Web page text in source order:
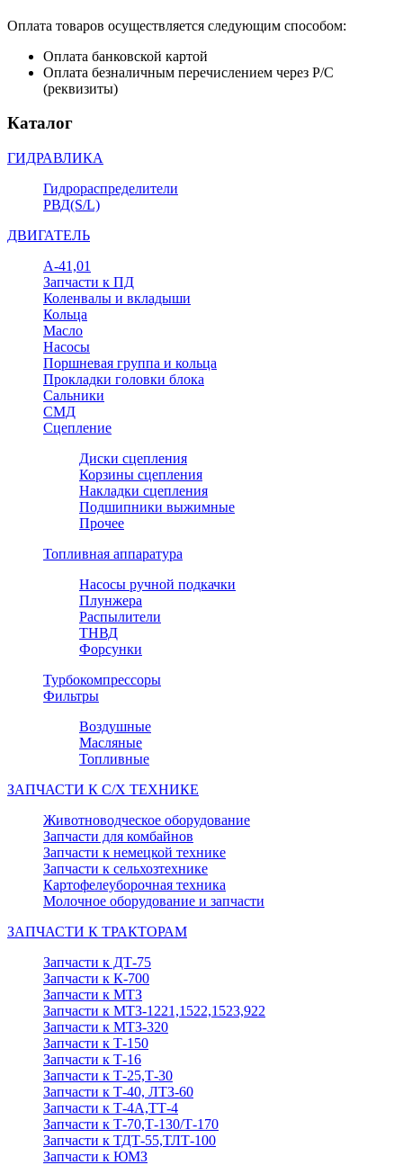
Оплата товаров осуществляется следующим способом:
Оплата банковской картой
Оплата безналичным перечислением через Р/С
(реквизиты)
Каталог
ГИДРАВЛИКА
Гидрораспределители
РВД(S/L)
ДВИГАТЕЛЬ
А-41,01
Запчасти к ПД
Коленвалы и вкладыши
Кольца
Масло
Насосы
Поршневая группа и кольца
Прокладки головки блока
Сальники
СМД
Сцепление
Диски сцепления
Корзины сцепления
Накладки сцепления
Подшипники выжимные
Прочее
Топливная аппаратура
Насосы ручной подкачки
Плунжера
Распылители
ТНВД
Форсунки
Турбокомпрессоры
Фильтры
Воздушные
Масляные
Топливные
ЗАПЧАСТИ К С/Х ТЕХНИКЕ
Животноводческое оборудование
Запчасти для комбайнов
Запчасти к немецкой технике
Запчасти к сельхозтехнике
Картофелеуборочная техника
Молочное оборудование и запчасти
ЗАПЧАСТИ К ТРАКТОРАМ
Запчасти к ДТ-75
Запчасти к К-700
Запчасти к МТЗ
Запчасти к МТЗ-1221,1522,1523,922
Запчасти к МТЗ-320
Запчасти к Т-150
Запчасти к Т-16
Запчасти к Т-25,Т-30
Запчасти к Т-40, ЛТЗ-60
Запчасти к Т-4А,ТТ-4
Запчасти к Т-70,Т-130/Т-170
Запчасти к ТДТ-55,ТЛТ-100
Запчасти к ЮМЗ